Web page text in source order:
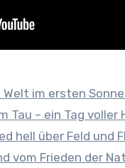
im ersten
Tau – ein Tag
hell über Feld und
vom Frieden der